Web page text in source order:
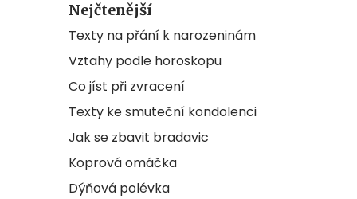
Nejčtenější
Texty na přání k narozeninám
Vztahy podle horoskopu
Co jíst při zvracení
Texty ke smuteční kondolenci
Jak se zbavit bradavic
Koprová omáčka
Dýňová polévka